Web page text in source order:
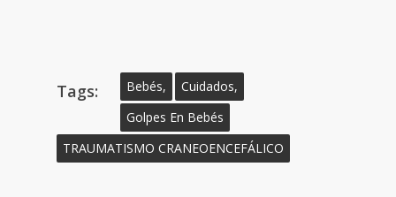
Tags: Bebés,
Cuidados,
Golpes En Bebés
TRAUMATISMO CRANEOENCEFÁLICO